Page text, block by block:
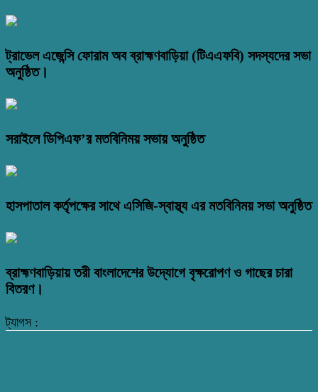
ট্রাভেল এজেন্সি ফোরাম অব ব্রাহ্মণবাড়িয়া (টিএএফবি) সদস্যদের সভা
অনুষ্ঠিত।
সরাইলে ডিপিএফ’র মতবিনিময় সভায় অনুষ্ঠিত
হাসপাতাল কর্তৃপক্ষের সাথে এসিজি-স্বাস্থ্য এর মতবিনিময় সভা অনুষ্ঠিত
ব্রাহ্মণবাড়িয়ায় তরী বাংলাদেশের উদ্যোগে বৃক্ষরোপণ ও গাছের চারা
বিতরণ।
ট্যাগস :